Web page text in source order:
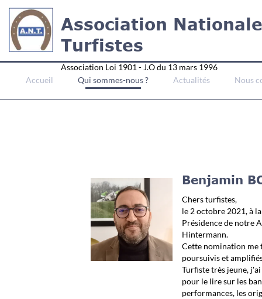
Association
Turfistes
Association Loi 1901 - J.O du 13 mars 1996
Accueil
Qui sommes-nous ? Actualités Nous
Benjamin
Chers turfistes,
le 2 octobre 2021, à
Présidence de notre
Hintermann.
Cette nomination me
poursuivis et
Turfiste très jeune,
pour le lire sur les
performances, les